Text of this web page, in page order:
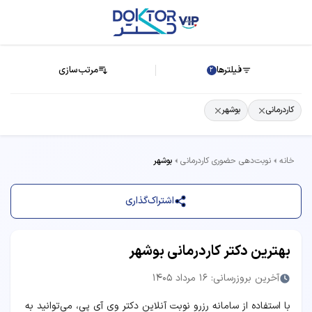
فیلترها 2 مرتب‌سازی
کاردرمانی بوشهر
خانه نوبت‌دهی حضوری کاردرمانی بوشهر
اشتراک‌گذاری
بهترین دکتر کاردرمانی بوشهر
آخرین بروزرسانی: 16 مرداد 1405
با استفاده از سامانه رزرو نوبت آنلاین دکتر وی آی پی، می‌توانید به